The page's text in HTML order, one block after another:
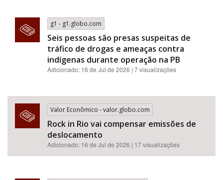
g1 - g1.globo.com
Seis pessoas são presas suspeitas de
tráfico de drogas e ameaças contra
indígenas durante operação na PB
Adicionado: 16 de Jul de 2026 | 7 visualizações
Valor Econômico - valor.globo.com
Rock in Rio vai compensar emissões de
deslocamento
Adicionado: 16 de Jul de 2026 | 17 visualizações